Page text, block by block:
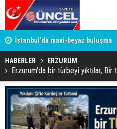
İstanbul'da mavi-beyaz buluşma
HABERLER ERZURUM
Erzurum'da bir türbeyi yıktılar, Bir